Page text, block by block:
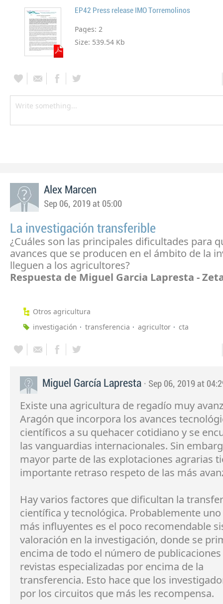
EP42 Press release IMO Torremolinos
Pages: 2
Size: 539.54 Kb
Alex Marcen
Sep 06, 2019 at 05:00
La investigación transferible
¿Cuáles son las principales dificultades para
avances que se producen en el ámbito de la
lleguen a los agricultores?
Respuesta de Miguel Garcia Lapresta -
Otros agricultura
investigación
transferencia agricultor cta
Miguel García Lapresta · Sep 06, 2019 at
Existe una agricultura de regadío muy
Aragón que incorpora los avances
científicos a su quehacer cotidiano y se
las vanguardias internacionales. Sin
mayor parte de las explotaciones agrarias
importante retraso respeto de las más
Hay varios factores que dificultan la
científica y tecnológica. Probablemente
más influyentes es el poco recomendable
valoración en la investigación, donde se
encima de todo el número de
revistas especializadas por encima de la
transferencia. Esto hace que los
por los circuitos que más les recompensa.